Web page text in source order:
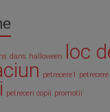
dans halloween loc
petrecere1
petreceri copii promotii